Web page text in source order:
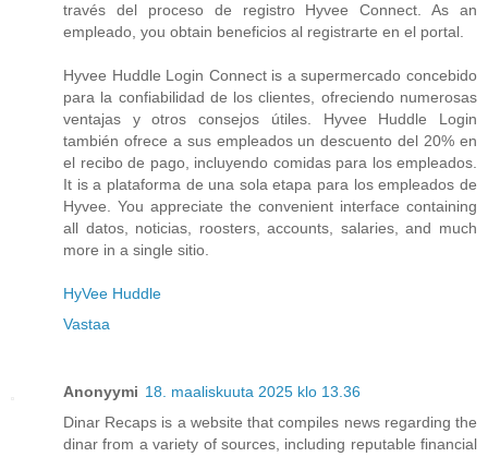
través del proceso de registro Hyvee Connect. As an
empleado, you obtain beneficios al registrarte en el portal.
Hyvee Huddle Login Connect is a supermercado concebido
para la confiabilidad de los clientes, ofreciendo numerosas
ventajas y otros consejos útiles. Hyvee Huddle Login
también ofrece a sus empleados un descuento del 20% en
el recibo de pago, incluyendo comidas para los empleados.
It is a plataforma de una sola etapa para los empleados de
Hyvee. You appreciate the convenient interface containing
all datos, noticias, roosters, accounts, salaries, and much
more in a single sitio.
HyVee Huddle
Vastaa
Anonyymi 18. maaliskuuta 2025 klo 13.36
Dinar Recaps is a website that compiles news regarding the
dinar from a variety of sources, including reputable financial